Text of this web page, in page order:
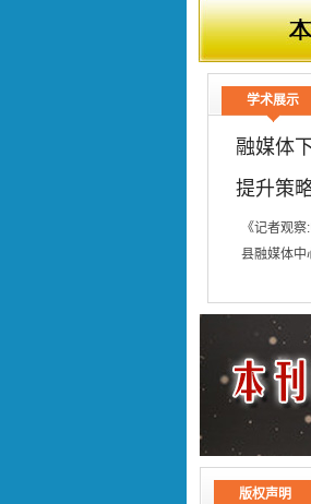
文章题目
文章题目
学术展示
融媒体
提升策
《记者观
县融媒体中
摘 要：
产业提
迫切需要
对策,以期
【分 类】
【关键词
版权声明